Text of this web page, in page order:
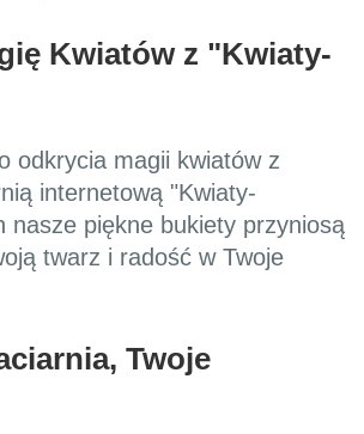
Kwiatów z "Kwiaty-
odkrycia magii kwiatów z
internetową "Kwiaty-
nasze piękne bukiety przyniosą
twarz i radość w Twoje
Twoje